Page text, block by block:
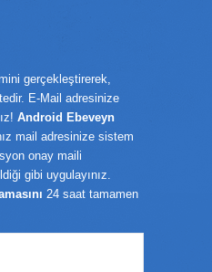
gerçekleştirerek,
E-Mail adresinize
Android Ebeveyn
mail adresinize sistem
onay maili
gibi uygulayınız.
24 saat tamamen